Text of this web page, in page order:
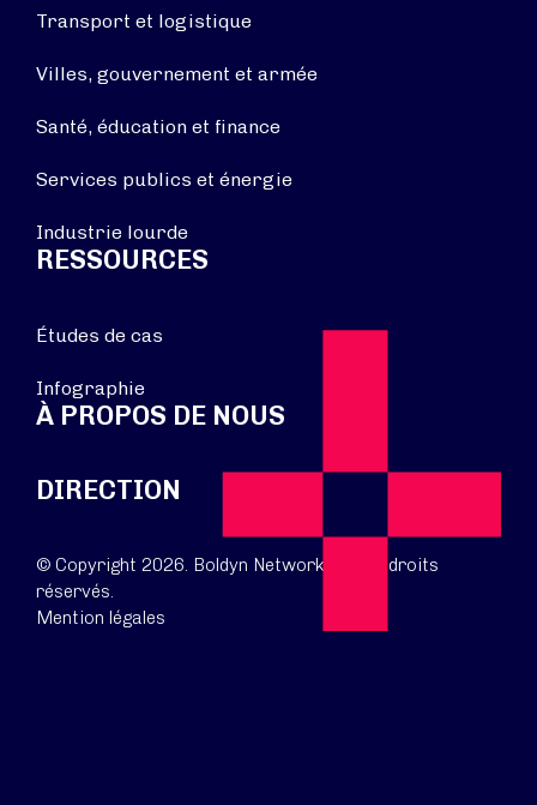
Transport et logistique
Villes, gouvernement et armée
Santé, éducation et finance
Services publics et énergie
Industrie lourde
RESSOURCES
Études de cas
Infographie
À PROPOS DE NOUS
DIRECTION
© Copyright 2026. Boldyn Networks. Tous droits
réservés.
Mention légales